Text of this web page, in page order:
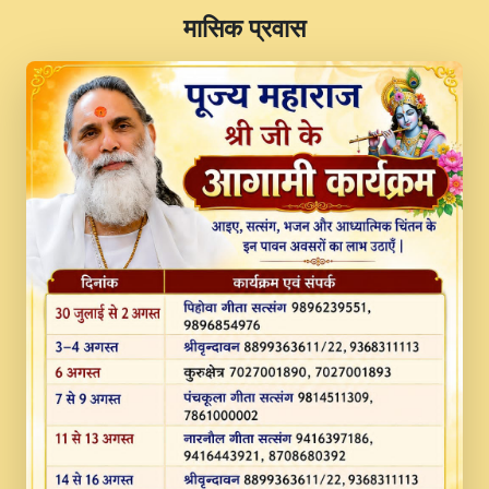
JINU SATGURU AAP BULAVE by Rasik
Pawan ji 20-11-19 Sankirtan At VEER JI
PRABHU KUTEER CHANNEL.mp3
Kina Sohna Tera Bhawan Sajaya Mata
Vaishno Devi Aarti Mata Rani Bhajan By
Lakhwinder Wadali Ji.mp3
MERE MANN VICH KANTH KALER
NEW PUNAJBI DEVOTIONAL SONG 2017
FULL VIDEO HD.mp3
Na To Roop Hai Bindu Ji Maharaj Pad - A
Divine Bhajan by Shri Indresh Ji
#BhaktiPath.mp3
Radha Rani Ki Kirpa Best Devotional
Song By Chitra Vichitra.mp3
​मासिक प्रवास